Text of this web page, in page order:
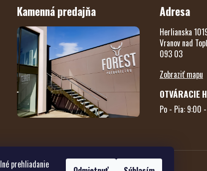
prehliadanie
Kamenná predajňa Adresa
Herlianska
Vranov nad
093 03
Zobraziť mapu
OTVÁRACIE
Po - Pia: 9:00